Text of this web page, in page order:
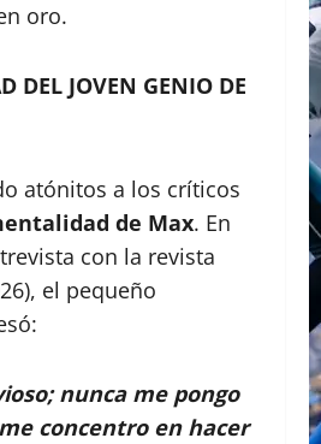
oro.
DEL JOVEN GENIO DE
atónitos a los críticos
de Max. En
con la revista
el pequeño
nunca me pongo
concentro en hacer